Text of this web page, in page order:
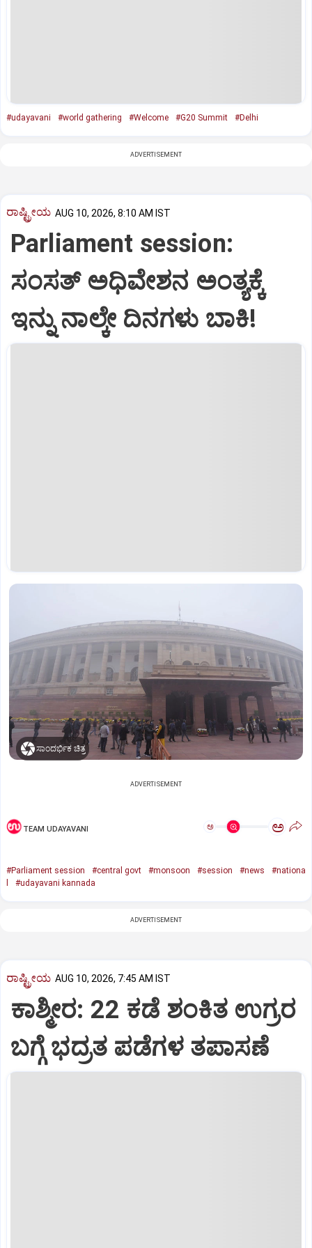
#udayavani #world gathering #Welcome #G20 Summit #Delhi
ADVERTISEMENT
ರಾಷ್ಟ್ರೀಯ AUG 10, 2026, 8:10 AM IST
Parliament session:
ಸಂಸತ್‌ ಅಧಿವೇಶನ ಅಂತ್ಯಕ್ಕೆ
ಇನ್ನು ನಾಲ್ಕೇ ದಿನಗಳು ಬಾಕಿ!
ಸಾಂದರ್ಭಿಕ ಚಿತ್ರ
ADVERTISEMENT
TEAM UDAYAVANI ಅ ಅ
#Parliament session #central govt #monsoon #session #news
#nationa
#udayavani kannada
ADVERTISEMENT
ರಾಷ್ಟ್ರೀಯ AUG 10, 2026, 7:45 AM IST
ಕಾಶ್ಮೀರ: 22 ಕಡೆ ಶಂಕಿತ ಉಗ್ರರ
ಬಗ್ಗೆ ಭದ್ರತ ಪಡೆಗಳ ತಪಾಸಣೆ